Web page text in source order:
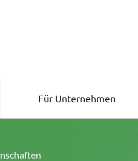
Für Unternehmen